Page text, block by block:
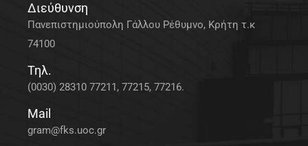
Διεύθυνση
Πανεπιστημιούπολη Γάλλου Ρέθυμνο, Κρήτη τ.κ
74100
Τηλ.
(0030) 28310 77211, 77215, 77216.
Mail
gram@fks.uoc.gr